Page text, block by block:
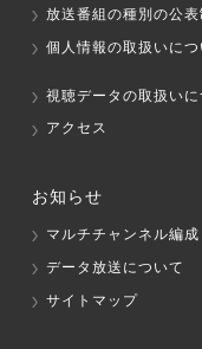
放送番組の種別の公表
個人情報の取扱いにつ
視聴データの取扱いに
アクセス
お知らせ
マルチチャンネル編成
データ放送について
サイトマップ